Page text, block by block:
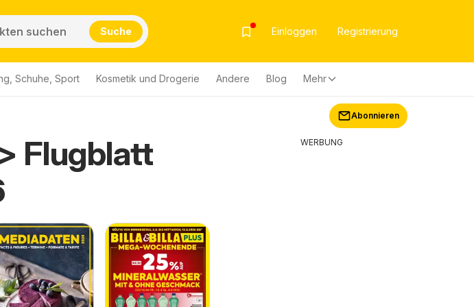
Suche Einloggen Registrierung
Schuhe, Sport Kosmetik und Drogerie Andere Blog Mehr
Abonnieren
Flugblatt
WERBUNG